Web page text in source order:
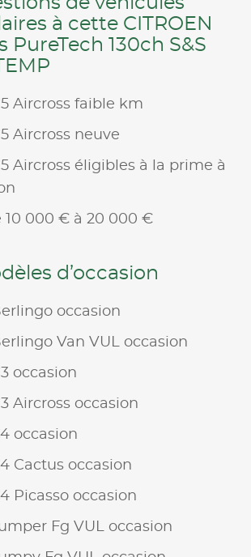
à cette CITROEN
PureTech 130ch S&S
Aircross faible km
Aircross neuve
Aircross éligibles à la prime à
10 000 € à 20 000 €
d’occasion
occasion
Van VUL occasion
occasion
Aircross occasion
occasion
Cactus occasion
Picasso occasion
Fg VUL occasion